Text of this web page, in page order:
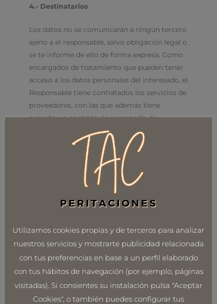
4.- Destinatarios
Los datos no se comunicarán a ningún tercero
ajeno a el responsable, salvo obligación legal o
se te informe de ello de forma expresa. Como
encargados de tratamiento que pueden tener
acceso a los datos personales del interesado, el
Responsable tiene contratados los servicios de
proveedores, con las que además tiene
suscrito un contrato de encargado de
tratamiento conforme a lo establecido en la
normativa aplicable en materia de protección
de datos. Dichos proveedores se encuentran
ubicados en territorio de la Unión Europea o
en territorio norteamericano, encontrándose
adheridos al Privacy Shield.
Como interesado que nos ha proporcionado
tus datos personales, tienes pleno derecho a
responsable estamos tratando tus datos
personales, y en concreto estás facultado para
Utilizamos cookies propias y de terceros para analizar
nuestros servicios y mostrarte publicidad relacionada
con tus preferencias en base a un perfil elaborado
con tus hábitos de navegación (por ejemplo, páginas
visitadas). Si consientes su instalación pulsa "Aceptar
Cookies", o también puedes configurar tus